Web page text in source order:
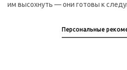
им высохнуть — они готовы к
Персональные